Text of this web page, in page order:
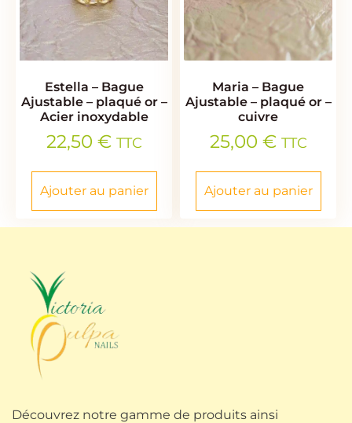
Estella – Bague
Ajustable – plaqué or –
Acier inoxydable
22,50 € TTC
Ajouter au panier
Maria – Bague
Ajustable – plaqué or –
cuivre
25,00 € TTC
Ajouter au panier
Découvrez notre gamme de produits ainsi